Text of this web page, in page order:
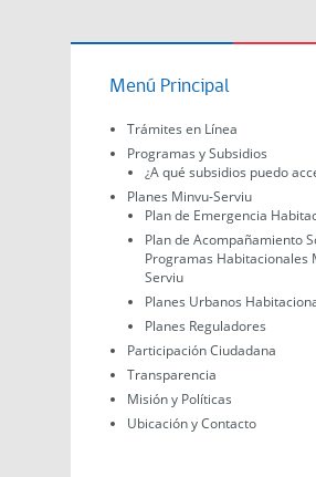
Menú Principal
Trámites en Línea
Programas y Subsidios
¿A qué subsidios puedo
Planes Minvu-Serviu
Plan de Emergencia
Plan de Acompañamiento
Programas Habitacionales
Serviu
Planes Urbanos
Planes Reguladores
Participación Ciudadana
Transparencia
Misión y Políticas
Ubicación y Contacto